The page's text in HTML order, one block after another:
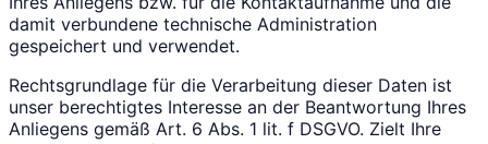
damit verbundene technische Administration
gespeichert und verwendet.
Rechtsgrundlage für die Verarbeitung dieser Daten ist
unser berechtigtes Interesse an der Beantwortung Ihres
Anliegens gemäß Art. 6 Abs. 1 lit. f DSGVO. Zielt Ihre